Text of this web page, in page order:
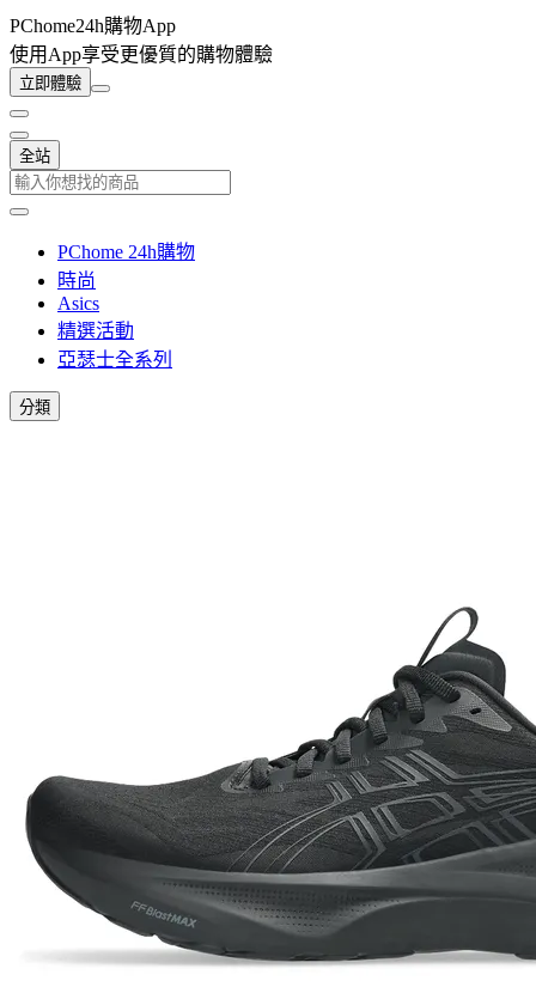
PChome24h購物App
使用App享受更優質的購物體驗
立即體驗
全站
PChome 24h購物
時尚
Asics
精選活動
亞瑟士全系列
分類